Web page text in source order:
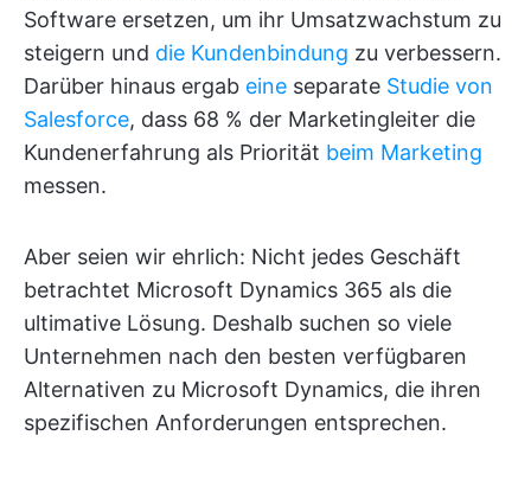
Software ersetzen, um ihr Umsatzwachstum zu
steigern und die Kundenbindung zu verbessern.
Darüber hinaus ergab eine separate Studie von
Salesforce, dass 68 % der Marketingleiter die
Kundenerfahrung als Priorität beim Marketing
messen.
Aber seien wir ehrlich: Nicht jedes Geschäft
betrachtet Microsoft Dynamics 365 als die
ultimative Lösung. Deshalb suchen so viele
Unternehmen nach den besten verfügbaren
Alternativen zu Microsoft Dynamics, die ihren
spezifischen Anforderungen entsprechen.